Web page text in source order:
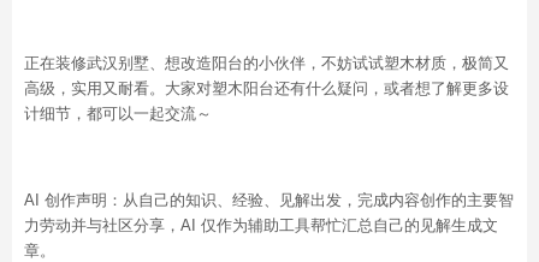
正在装修武汉别墅、想改造阳台的小伙伴，不妨试试塑木材质，极简又
高级，实用又耐看。大家对塑木阳台还有什么疑问，或者想了解更多设
计细节，都可以一起交流～
AI 创作声明：从自己的知识、经验、见解出发，完成内容创作的主要智
力劳动并与社区分享，AI 仅作为辅助工具帮忙汇总自己的见解生成文
章。